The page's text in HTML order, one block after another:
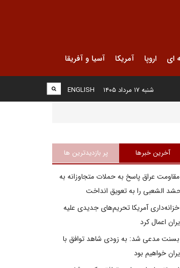
ای اروپا آمریکا آسیا و آفریقا
ENGLISH شنبه ۱۷ مرداد ۱۴۰۵
آخرین خبرها پر بازدیدترین ها
مقاومت عراق پاسخ به حملات متجاوزانه به
الشعبی را به تعویق انداخت
خزانه‌داری آمریکا تحریم‌های جدیدی علیه
اعمال کرد
بسنت مدعی شد: به زودی شاهد توافق با
خواهیم بود